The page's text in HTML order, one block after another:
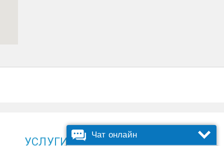
УСЛУГИ
Чат онлайн